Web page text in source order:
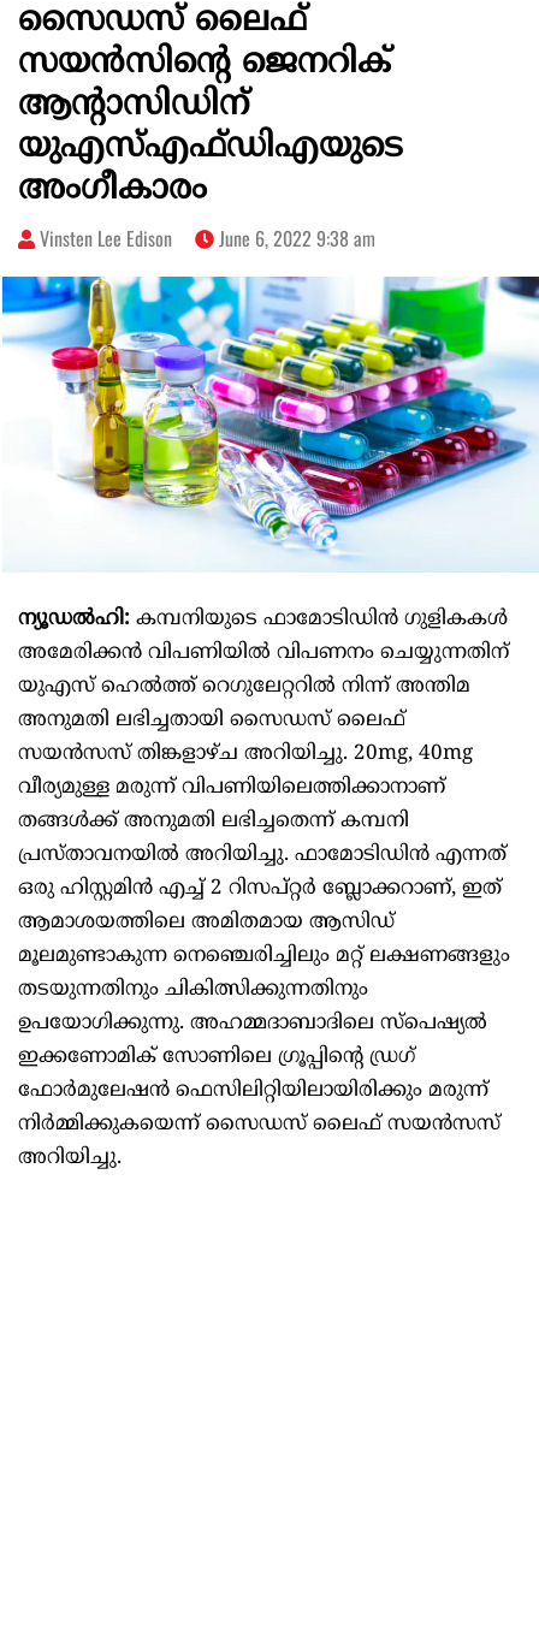
സൈഡസ് ലൈഫ്
സയൻസിന്റെ ജെനറിക്
ആന്റാസിഡിന്
യുഎസ്എഫ്ഡിഎയുടെ
അംഗീകാരം
Vinsten Lee Edison June 6, 2022 9:38 am
ന്യൂഡൽഹി: കമ്പനിയുടെ ഫാമോടിഡിൻ ഗുളികകൾ
അമേരിക്കൻ വിപണിയിൽ വിപണനം ചെയ്യുന്നതിന്
യുഎസ് ഹെൽത്ത് റെഗുലേറ്ററിൽ നിന്ന് അന്തിമ
അനുമതി ലഭിച്ചതായി സൈഡസ് ലൈഫ്
സയൻസസ് തിങ്കളാഴ്ച അറിയിച്ചു. 20mg, 40mg
വീര്യമുള്ള മരുന്ന് വിപണിയിലെത്തിക്കാനാണ്‌
തങ്ങൾക്ക് അനുമതി ലഭിച്ചതെന്ന് കമ്പനി
പ്രസ്താവനയിൽ അറിയിച്ചു. ഫാമോടിഡിൻ എന്നത്
ഒരു ഹിസ്റ്റമിൻ എച്ച് 2 റിസപ്റ്റർ ബ്ലോക്കറാണ്, ഇത്
ആമാശയത്തിലെ അമിതമായ ആസിഡ്
മൂലമുണ്ടാകുന്ന നെഞ്ചെരിച്ചിലും മറ്റ് ലക്ഷണങ്ങളും
തടയുന്നതിനും ചികിത്സിക്കുന്നതിനും
ഉപയോഗിക്കുന്നു. അഹമ്മദാബാദിലെ സ്പെഷ്യൽ
ഇക്കണോമിക് സോണിലെ ഗ്രൂപ്പിന്റെ ഡ്രഗ്
ഫോർമുലേഷൻ ഫെസിലിറ്റിയിലായിരിക്കും മരുന്ന്
നിർമ്മിക്കുകയെന്ന് സൈഡസ് ലൈഫ് സയൻസസ്
അറിയിച്ചു.